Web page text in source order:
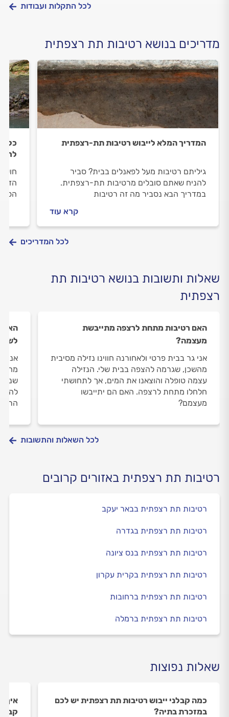
לכל התקלות ועבודות
מדריכים בנושא רטיבות תת רצפתית
המדריך המלא לייבוש רטיבות תת-רצפתית
גיליתם רטיבות מעל לפאנלים בבית? סביר
להניח שאתם סובלים מרטיבות תת-רצפתית.
במדריך הבא נסביר מה זה רטיבות
תת-רצפתית ואיך מאתרים ומייבשים אותה?
קרא עוד
כל
לכל המדריכים
שאלות ותשובות בנושא רטיבות תת
רצפתית
האם רטיבות מתחת לרצפה מתייבשת
מעצמה?
אני גר בבית פרטי ולאחורנה חווינו נזילה מסיבית
מהשכן, שגרמה להצפה בבית שלי. הנזילה
עצמה טופלה והוצאנו את המים, אך לתחושתי
חלחלו מתחת לרצפה. האם הם יתייבשו
מעצמם?
האם
אני
לכל השאלות והתשובות
רטיבות תת רצפתית באזורים קרובים
רטיבות תת רצפתית בבאר יעקב
רטיבות תת רצפתית בגדרה
רטיבות תת רצפתית בנס ציונה
רטיבות תת רצפתית בקרית עקרון
רטיבות תת רצפתית ברחובות
רטיבות תת רצפתית ברמלה
שאלות נפוצות
כמה קבלני ייבוש רטיבות תת רצפתית יש לכם
במזכרת בתיה?
איך